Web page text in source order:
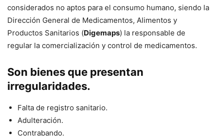
considerados no aptos para el consumo humano, siendo la
Dirección General de Medicamentos, Alimentos y
Productos Sanitarios (Digemaps) la responsable de
regular la comercialización y control de medicamentos.
Son bienes que presentan
irregularidades.
Falta de registro sanitario.
Adulteración.
Contrabando.